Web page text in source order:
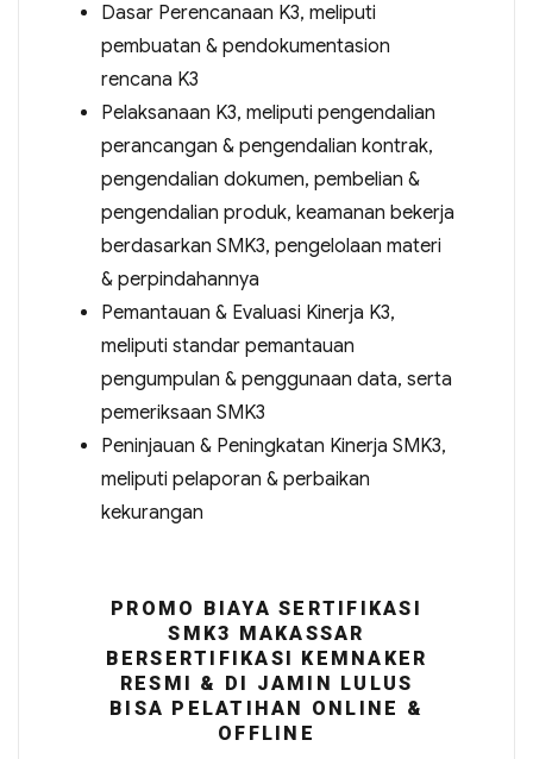
Dasar Perencanaan K3, meliputi
pembuatan & pendokumentasion
rencana K3
Pelaksanaan K3, meliputi pengendalian
perancangan & pengendalian kontrak,
pengendalian dokumen, pembelian &
pengendalian produk, keamanan bekerja
berdasarkan SMK3, pengelolaan materi
& perpindahannya
Pemantauan & Evaluasi Kinerja K3,
meliputi standar pemantauan
pengumpulan & penggunaan data, serta
pemeriksaan SMK3
Peninjauan & Peningkatan Kinerja SMK3,
meliputi pelaporan & perbaikan
kekurangan
PROMO BIAYA SERTIFIKASI
SMK3 MAKASSAR
BERSERTIFIKASI KEMNAKER
RESMI & DI JAMIN LULUS
BISA PELATIHAN ONLINE &
OFFLINE